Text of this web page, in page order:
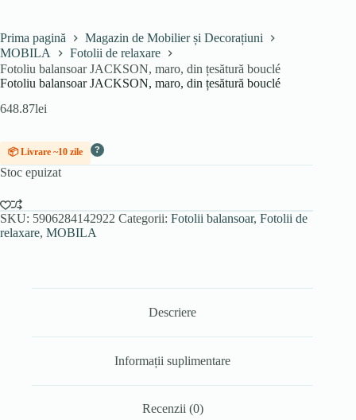
Prima pagină
Magazin de Mobilier și Decorațiuni
MOBILA
Fotolii de relaxare
Fotoliu balansoar JACKSON, maro, din țesătură bouclé
Fotoliu balansoar JACKSON, maro, din țesătură bouclé
648.87lei
📦 Livrare ~10 zile ?
Stoc epuizat
SKU: 5906284142922 Categorii: Fotolii balansoar, Fotolii de
relaxare, MOBILA
Descriere
Informații suplimentare
Recenzii (0)